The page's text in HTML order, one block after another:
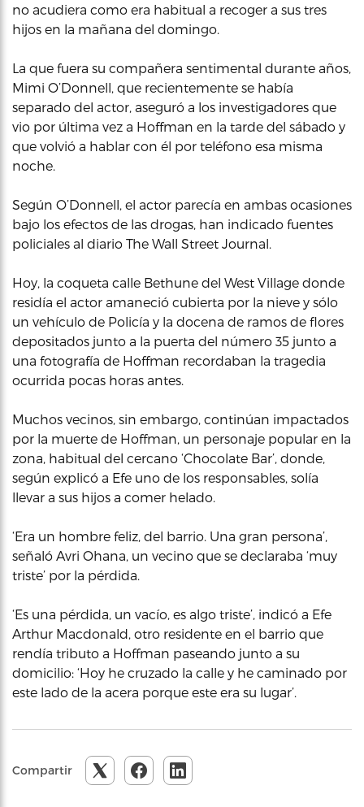
no acudiera como era habitual a recoger a sus tres
hijos en la mañana del domingo.
La que fuera su compañera sentimental durante años,
Mimi O’Donnell, que recientemente se había
separado del actor, aseguró a los investigadores que
vio por última vez a Hoffman en la tarde del sábado y
que volvió a hablar con él por teléfono esa misma
noche.
Según O’Donnell, el actor parecía en ambas ocasiones
bajo los efectos de las drogas, han indicado fuentes
policiales al diario The Wall Street Journal.
Hoy, la coqueta calle Bethune del West Village donde
residía el actor amaneció cubierta por la nieve y sólo
un vehículo de Policía y la docena de ramos de flores
depositados junto a la puerta del número 35 junto a
una fotografía de Hoffman recordaban la tragedia
ocurrida pocas horas antes.
Muchos vecinos, sin embargo, continúan impactados
por la muerte de Hoffman, un personaje popular en la
zona, habitual del cercano ‘Chocolate Bar’, donde,
según explicó a Efe uno de los responsables, solía
llevar a sus hijos a comer helado.
‘Era un hombre feliz, del barrio. Una gran persona’,
señaló Avri Ohana, un vecino que se declaraba ‘muy
triste’ por la pérdida.
‘Es una pérdida, un vacío, es algo triste’, indicó a Efe
Arthur Macdonald, otro residente en el barrio que
rendía tributo a Hoffman paseando junto a su
domicilio: ‘Hoy he cruzado la calle y he caminado por
este lado de la acera porque este era su lugar’.
Compartir